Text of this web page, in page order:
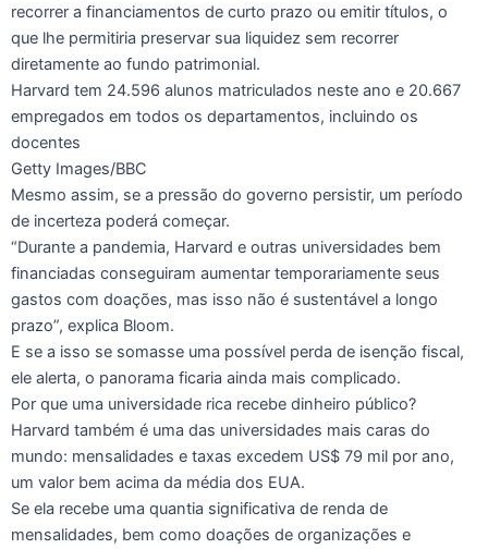
recorrer a financiamentos de curto prazo ou emitir títulos, o
que lhe permitiria preservar sua liquidez sem recorrer
diretamente ao fundo patrimonial.
Harvard tem 24.596 alunos matriculados neste ano e 20.667
empregados em todos os departamentos, incluindo os
docentes
Getty Images/BBC
Mesmo assim, se a pressão do governo persistir, um período
de incerteza poderá começar.
“Durante a pandemia, Harvard e outras universidades bem
financiadas conseguiram aumentar temporariamente seus
gastos com doações, mas isso não é sustentável a longo
prazo”, explica Bloom.
E se a isso se somasse uma possível perda de isenção fiscal,
ele alerta, o panorama ficaria ainda mais complicado.
Por que uma universidade rica recebe dinheiro público?
Harvard também é uma das universidades mais caras do
mundo: mensalidades e taxas excedem US$ 79 mil por ano,
um valor bem acima da média dos EUA.
Se ela recebe uma quantia significativa de renda de
mensalidades, bem como doações de organizações e